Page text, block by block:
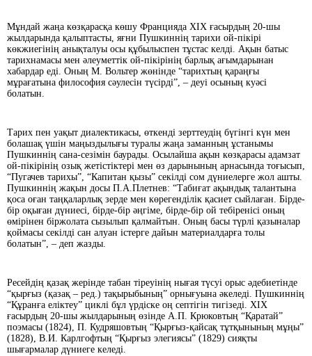
Мұндай жаңа көзқарасқа көшу Францияда ХІХ ғасырдың 20-шы
жылдарында қа­лыптасты, яғни Пушкиннің тарихи ой-пікірі
көкжиегінің анықталуы осы құбылыспен тұстас келді. Ақын батыс
тарихнамасы мен әлеуметтік ой-пікірінің барлық ағымдарынан
хабардар еді. Оның М. Вольтер жөнінде “тарихтың қараңғы
мұрағатына философия сәулесін түсірді”, – деуі осының куәсі
болатын.
Тарих пен уақыт диалектикасы, өткенді зерттеудің бүгінгі күн мен
болашақ үшін маңыздылығы туралы жаңа заманның ұстанымы
Пушкиннің сана-сезімін баурады. Осылайша ақын көзқарасы адамзат
ой-пікірінің озық жетістіктері мен өз дарынының арнасында тоғысып,
“Пугачев тарихы”, “Капитан қызы” секілді сом дү­ниелерге жол ашты.
Пушкиннің жақын досы П.А.Плетнев: “Табиғат ақындық талантына
қоса оған таңқаларлық зерде мен көрегенділік қасиет сыйлаған. Бірде-
бір оқыған дүниесі, бірде-бір әңгіме, бірде-бір ой тебіренісі оның
өмірінен біржолата сызылып қалмайтын. Оның басы түрлі қазыналар
қоймасы секілді сан алуан істерге дайын материалдарға толы
болатын”, – деп жазды.
Ресейдің қазақ жерінде табан тіреуінің нығая түсуі орыс әдебиетінде
“қырғыз (қазақ – ред.) тақырыбының” орнығуына әкеледі. Пушкиннің
“Құранға еліктеу” циклі бұл үрдіске оң септігін тигізеді. ХІХ
ғасырдың 20-шы жылдарының өзінде А.П. Крюковтың “Қаратай”
поэмасы (1824), П. Кудряшовтың “Қырғыз-қайсақ тұтқынының мұңы”
(1828), В.И. Карлгофтың “Қырғыз элегиясы” (1829) сияқты
шығармалар дүниеге келеді.